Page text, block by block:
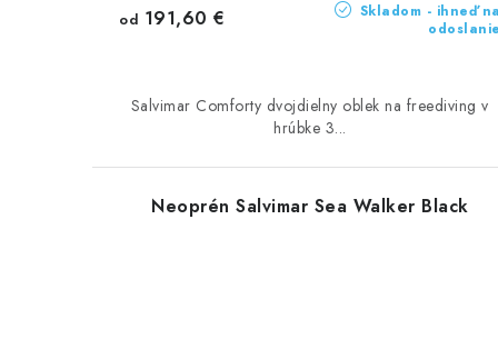
Skladom - ihneď na
odoslanie
od 191,60 €
Salvimar Comforty dvojdielny oblek na freediving v
hrúbke 3...
Neoprén Salvimar Sea Walker Black